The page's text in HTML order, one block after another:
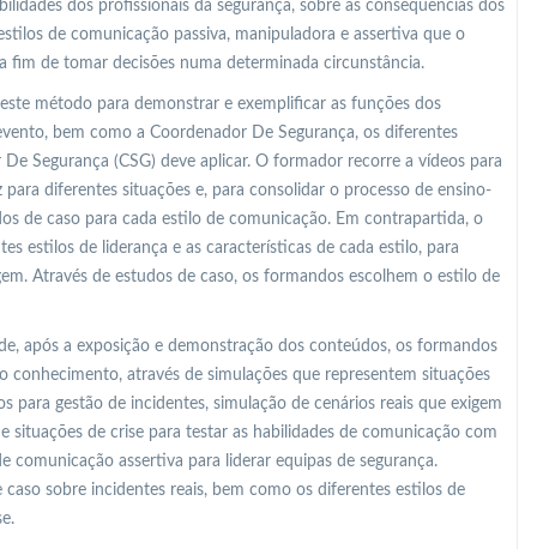
dos profissionais da segurança, sobre as consequências dos
de comunicação passiva, manipuladora e assertiva que o
fim de tomar decisões numa determinada circunstância.
método para demonstrar e exemplificar as funções dos
bem como a Coordenador De Segurança, os diferentes
Segurança (CSG) deve aplicar. O formador recorre a vídeos para
diferentes situações e, para consolidar o processo de ensino-
de caso para cada estilo de comunicação. Em contrapartida, o
estilos de liderança e as características de cada estilo, para
Através de estudos de caso, os formandos escolhem o estilo de
após a exposição e demonstração dos conteúdos, os formandos
através de simulações que representem situações
para gestão de incidentes, simulação de cenários reais que exigem
situações de crise para testar as habilidades de comunicação com
assertiva para liderar equipas de segurança.
sobre incidentes reais, bem como os diferentes estilos de